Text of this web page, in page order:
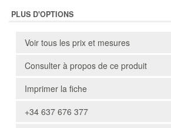
PLUS D'OPTIONS
Voir tous les prix et mesures
Consulter à propos de ce produit
Imprimer la fiche
+34 637 676 377